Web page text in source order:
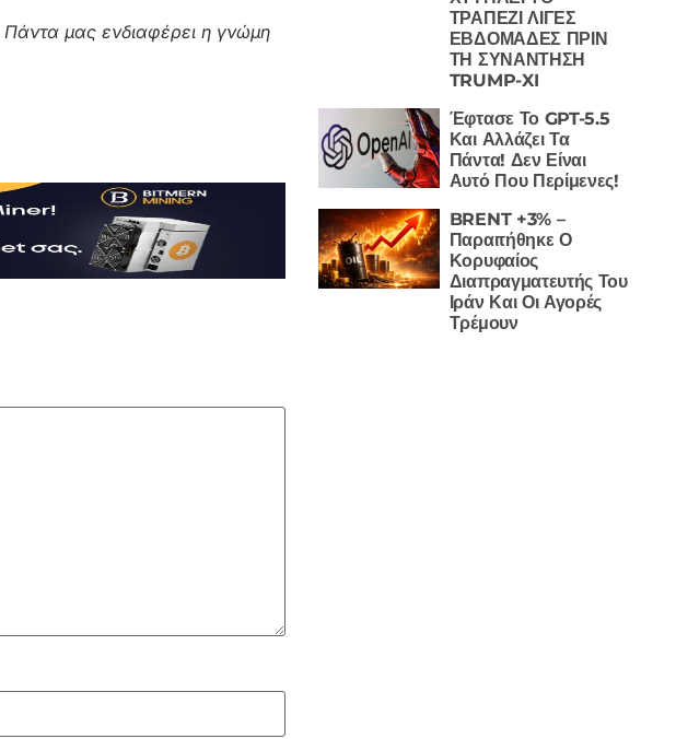
Πάντα μας ενδιαφέρει η γνώμη
ΤΡΑΠΕΖΙ ΛΙΓΕΣ
ΕΒΔΟΜΑΔΕΣ ΠΡΙΝ
ΤΗ ΣΥΝΑΝΤΗΣΗ
TRUMP-XI
Έφτασε Το GPT-5.5
Και Αλλάζει Τα
Πάντα! Δεν Είναι
Αυτό Που Περίμενες!
BRENT +3% –
Παραιτήθηκε Ο
Κορυφαίος
Διαπραγματευτής Του
Ιράν Και Οι Αγορές
Τρέμουν